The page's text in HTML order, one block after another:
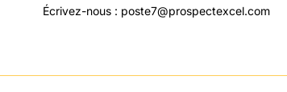
Écrivez-nous : poste7@prospectexcel.com